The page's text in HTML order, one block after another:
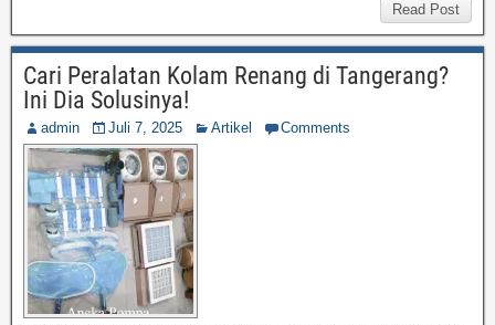
Read Post
Cari Peralatan Kolam Renang di Tangerang?
Ini Dia Solusinya!
admin Juli 7, 2025 Artikel Comments